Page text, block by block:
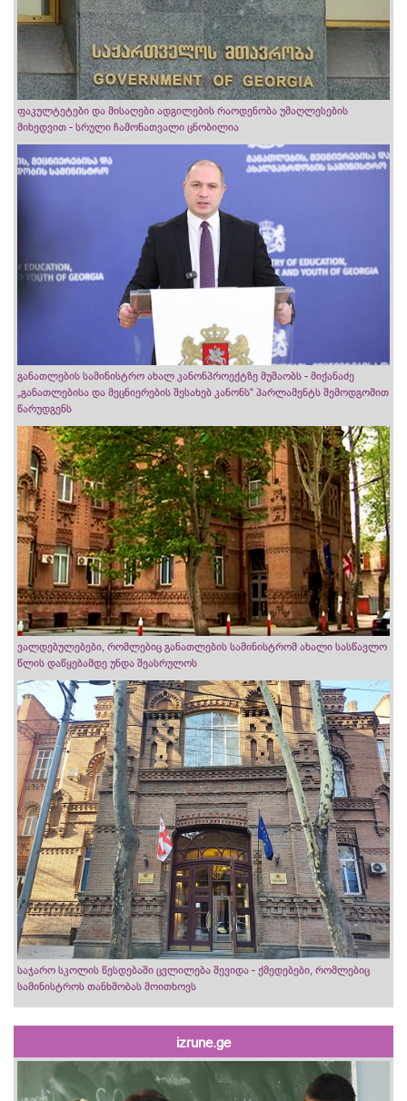
ფაკულტეტები და მისაღები ადგილების რაოდენობა უმაღლესების
მიხედვით - სრული ჩამონათვალი ცნობილია
განათლების სამინისტრო ახალ კანონპროექტზე მუშაობს - მიქანაძე
„განათლებისა და მეცნიერების შესახებ კანონს“ პარლამენტს შემოდგომით
წარუდგენს
ვალდებულებები, რომლებიც განათლების სამინისტრომ ახალი სასწავლო
წლის დაწყებამდე უნდა შეასრულოს
საჯარო სკოლის წესდებაში ცვლილება შევიდა - ქმედებები, რომლებიც
სამინისტროს თანხმობას მოითხოვს
izrune.ge